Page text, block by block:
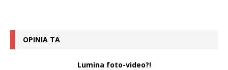
OPINIA TA
Lumina foto-video?!